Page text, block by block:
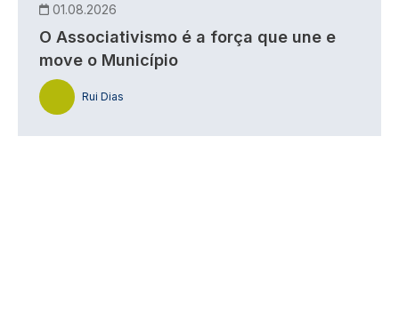
01.08.2026
O Associativismo é a força que une e
move o Município
Rui Dias